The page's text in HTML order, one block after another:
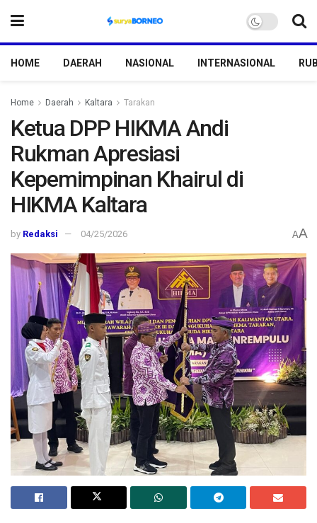
HOME DAERAH NASIONAL INTERNASIONAL
Home Daerah Kaltara Tarakan
Ketua DPP HIKMA Andi
Rukman Apresiasi
Kepemimpinan Khairul di
HIKMA Kaltara
by Redaksi 04/25/2026 AA